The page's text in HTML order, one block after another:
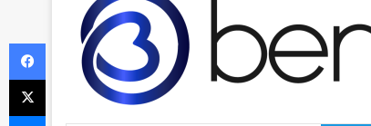
Facebook
X
Messenger